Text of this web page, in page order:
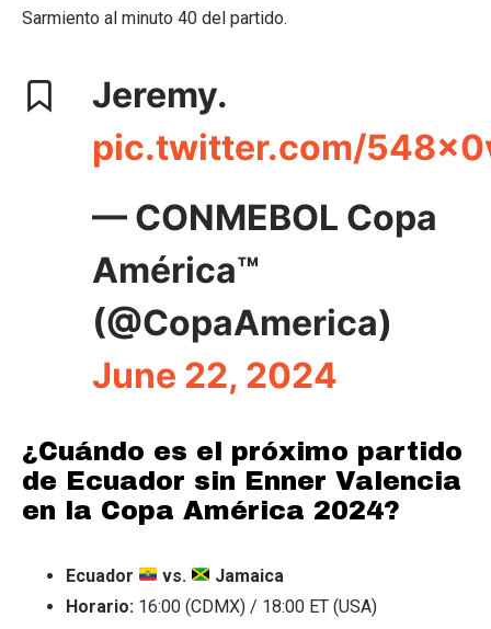
Sarmiento al minuto 40 del partido.
Jeremy.
pic.twitter.com/
— CONMEBOL Copa
América™️
(@CopaAmerica)
June 22, 2024
¿Cuándo es el próximo partido
de Ecuador sin Enner Valencia
en la Copa América 2024?
Ecuador vs.
Jamaica
Horario: 16:00 (CDMX) / 18:00 ET (USA)